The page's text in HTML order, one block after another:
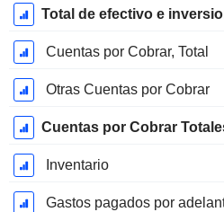
Total de efectivo e
Cuentas por Cobrar, Total
Otras Cuentas por Cobrar
Cuentas por Cobrar
Inventario
Gastos pagados por